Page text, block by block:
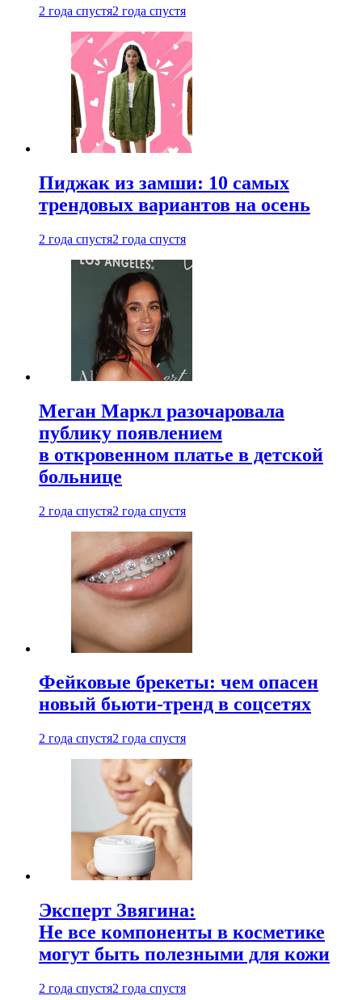
2 года спустя2 года спустя
Пиджак из замши: 10 самых
трендовых вариантов на осень
2 года спустя2 года спустя
Меган Маркл разочаровала
публику появлением
в откровенном платье в детской
больнице
2 года спустя2 года спустя
Фейковые брекеты: чем опасен
новый бьюти-тренд в соцсетях
2 года спустя2 года спустя
Эксперт Звягина:
Не все компоненты в косметике
могут быть полезными для кожи
2 года спустя2 года спустя